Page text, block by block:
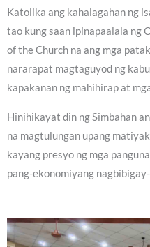
Katolika ang kahalagahan ng
tao kung saan ipinapaalala ng
of the Church na ang mga
nararapat magtaguyod ng
kapakanan ng mahihirap at
Hinihikayat din ng Simbahan
na magtulungan upang
kayang presyo ng mga
pang-ekonomiyang